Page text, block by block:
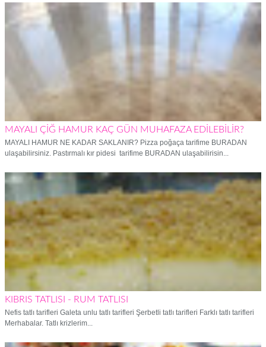
MAYALI ÇİĞ HAMUR KAÇ GÜN MUHAFAZA EDİLEBİLİR?
MAYALI HAMUR NE KADAR SAKLANIR? Pizza poğaça tarifime BURADAN
ulaşabilirsiniz. Pastırmalı kır pidesi tarifime BURADAN ulaşabilirisin...
KIBRIS TATLISI - RUM TATLISI
Nefis tatlı tarifleri Galeta unlu tatlı tarifleri Şerbetli tatlı tarifleri Farklı tatlı tarifleri
Merhabalar. Tatlı krizlerim...